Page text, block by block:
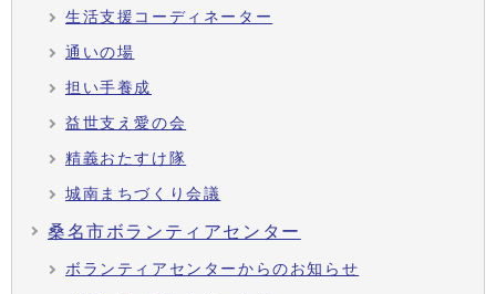
生活支援コーディネーター
通いの場
担い手養成
益世支え愛の会
精義おたすけ隊
城南まちづくり会議
桑名市ボランティアセンター
ボランティアセンターからのお知らせ